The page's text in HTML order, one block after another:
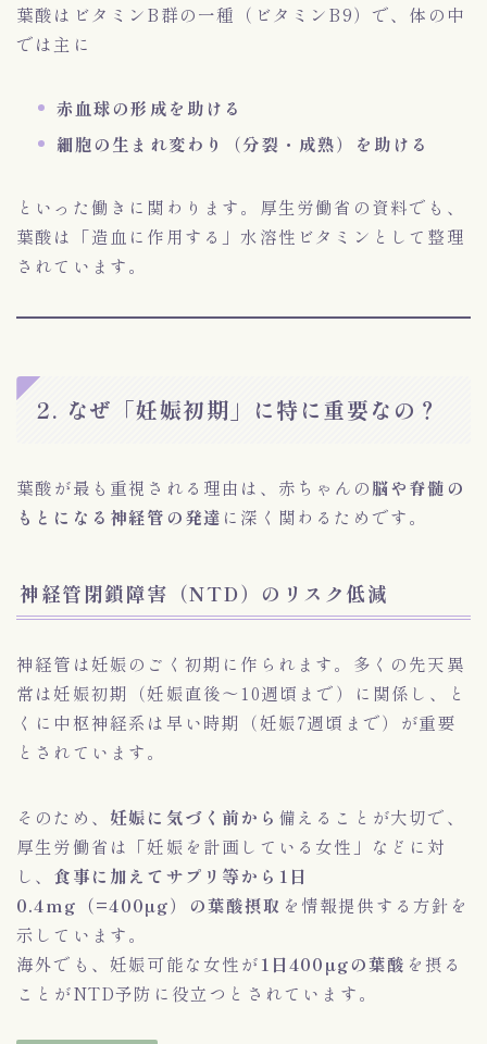
葉酸はビタミンB群の一種（ビタミンB9）で、体の中
では主に
赤血球の形成を助ける
細胞の生まれ変わり（分裂・成熟）を助ける
といった働きに関わります。厚生労働省の資料でも、
葉酸は「造血に作用する」水溶性ビタミンとして整理
されています。
2. なぜ「妊娠初期」に特に重要なの？
葉酸が最も重視される理由は、赤ちゃんの脳や脊髄の
もとになる神経管の発達 に深く関わるためです。
神経管閉鎖障害（NTD）のリスク低減
神経管は妊娠のごく初期に作られます。多くの先天異
常は妊娠初期（妊娠直後〜10週頃まで）に関係し、と
くに中枢神経系は早い時期（妊娠7週頃まで）が重要
とされています。
そのため、 妊娠に気づく前から 備えることが大切で、
厚生労働省は「妊娠を計画している女性」などに対
し、 食事に加えてサプリ等から1日
0.4mg（=400µg）の葉酸摂取 を情報提供する方針を
示しています。
海外でも、妊娠可能な女性が1日400µgの葉酸 を摂る
ことがNTD予防に役立つとされています。